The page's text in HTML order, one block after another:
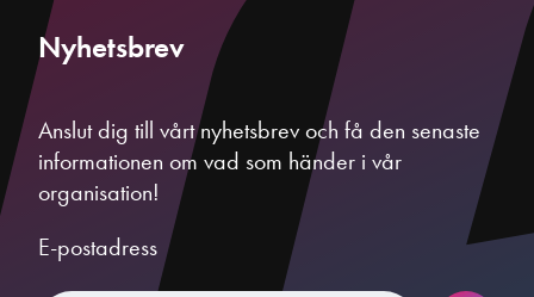
Nyhetsbrev
Anslut dig till vårt nyhetsbrev och få den senaste
informationen om vad som händer i vår
organisation!
E-postadress